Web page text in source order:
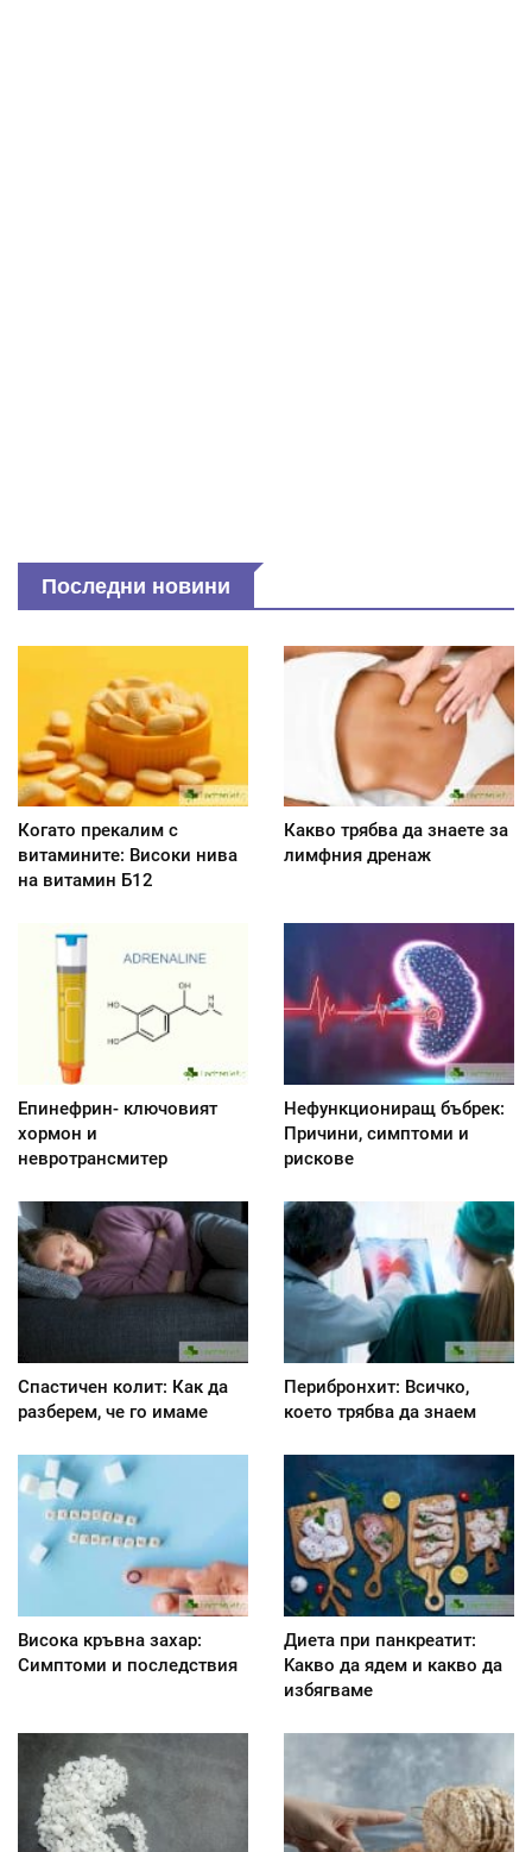
Последни новини
Когато прекалим с
витамините: Високи нива
на витамин Б12
Какво трябва да знаете за
лимфния дренаж
Епинефрин- ключовият
хормон и
невротрансмитер
Нефункциониращ бъбрек:
Причини, симптоми и
рискове
Спастичен колит: Как да
разберем, че го имаме
Перибронхит: Всичко,
което трябва да знаем
Висока кръвна захар:
Симптоми и последствия
Диета при панкреатит:
Kакво да ядем и какво да
избягваме